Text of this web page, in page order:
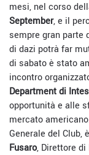
mesi, nel corso
September, e il
sempre gran parte
di dazi potrà far
di sabato è stato
incontro
Department di
opportunità e alle
mercato
Generale del Club,
Fusaro, Direttore di